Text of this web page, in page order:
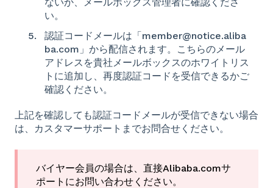
い。
認証コードメールは「member@notice.aliba
ba.com」から配信されます。こちらのメール
アドレスを貴社メールボックスのホワイトリス
トに追加し、再度認証コードを受信できるかご
確認ください。
上記を確認しても認証コードメールが受信できない場合
は、カスタマーサポートまでお問合せください。
バイヤー会員の場合は、直接Alibaba.comサ
ポートにお問い合わせください。